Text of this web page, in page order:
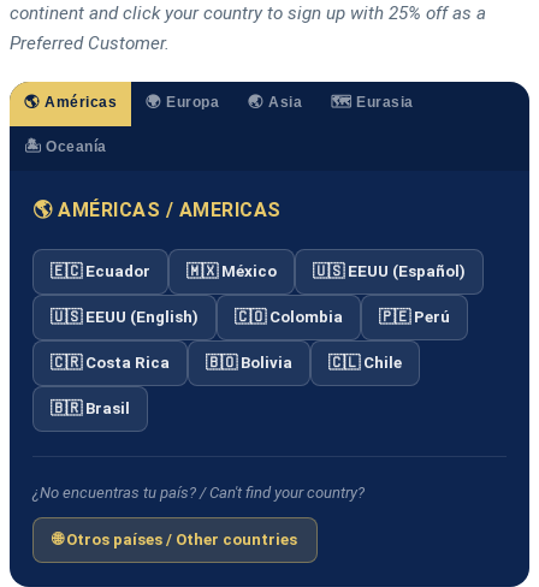
continent and click your country to sign up with 25% off as a
Preferred Customer.
🌎 Américas 🌍 Europa 🌏 Asia 🗺️ Eurasia
🏝️ Oceanía
🌎 AMÉRICAS / AMERICAS
🇪🇨 Ecuador 🇲🇽 México 🇺🇸 EEUU (Español)
🇺🇸 EEUU (English) 🇨🇴 Colombia 🇵🇪 Perú
🇨🇷 Costa Rica 🇧🇴 Bolivia 🇨🇱 Chile
🇧🇷 Brasil
¿No encuentras tu país? / Can't find your country?
🌐 Otros países / Other countries